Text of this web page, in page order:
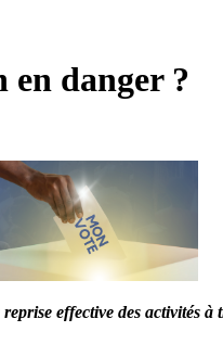
en danger ?
effective des